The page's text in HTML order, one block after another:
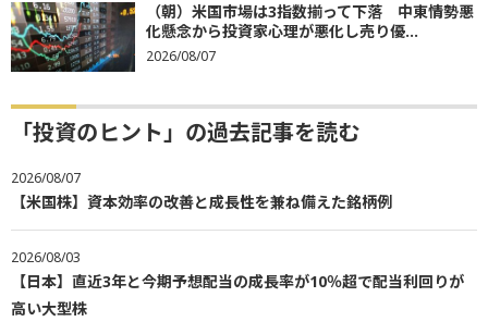
（朝）米国市場は3指数揃って下落 中東情勢悪
化懸念から投資家心理が悪化し売り優...
2026/08/07
「投資のヒント」の過去記事を読む
2026/08/07
【米国株】資本効率の改善と成長性を兼ね備えた銘柄例
2026/08/03
【日本】直近3年と今期予想配当の成長率が10％超で配当利回りが
高い大型株